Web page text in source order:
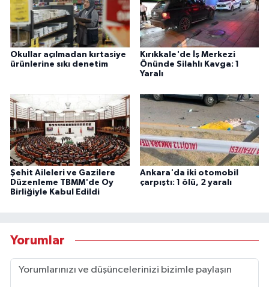
Okullar açılmadan kırtasiye
ürünlerine sıkı denetim
Kırıkkale'de İş Merkezi
Önünde Silahlı Kavga: 1
Yaralı
Şehit Aileleri ve Gazilere
Düzenleme TBMM'de Oy
Birliğiyle Kabul Edildi
Ankara'da iki otomobil
çarpıştı: 1 ölü, 2 yaralı
Yorumlar